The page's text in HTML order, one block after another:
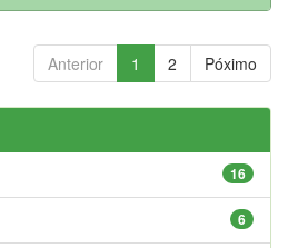
Anterior 1 2 Póximo
16
6